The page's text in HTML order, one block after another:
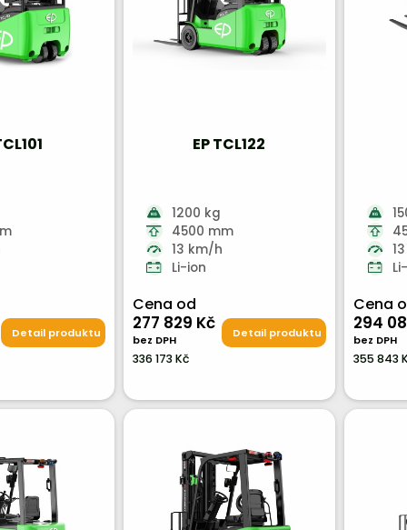
Detail produktu
EP TCL122
1200 kg
4500 mm
13 km/h
Li-ion
Cena od
277 829 Kč
bez DPH
336 173 Kč
Detail produktu
Cena
294
bez DPH
355 843